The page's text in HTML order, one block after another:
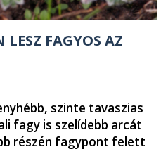
LESZ FAGYOS AZ
szinte tavaszias
fagy is szelídebb arcát
részén fagypont felett